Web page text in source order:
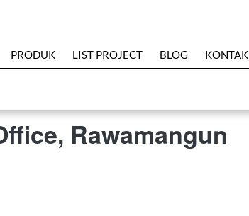
PRODUK LIST PROJECT BLOG KONTAK
Rawamangun